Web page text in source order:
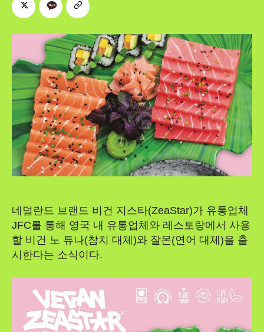
네덜란드 브랜드 비건 지스타(ZeaStar)가 유통업체
JFC를 통해 영국 내 유통업체와 레스토랑에서 사용
할 비건 노 튜나(참치 대체)와 잘몬(연어 대체)을 출
시한다는 소식이다.